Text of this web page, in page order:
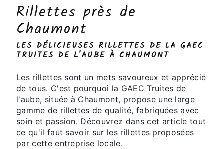
Rillettes près de
Chaumont
LES DÉLICIEUSES RILLETTES DE LA GAEC
TRUITES DE L'AUBE À CHAUMONT
Les rillettes sont un mets savoureux et apprécié
de tous. C'est pourquoi la GAEC Truites de
l'aube, située à Chaumont, propose une large
gamme de rillettes de qualité, fabriquées avec
soin et passion. Découvrez dans cet article tout
ce qu'il faut savoir sur les rillettes proposées
par cette entreprise locale.